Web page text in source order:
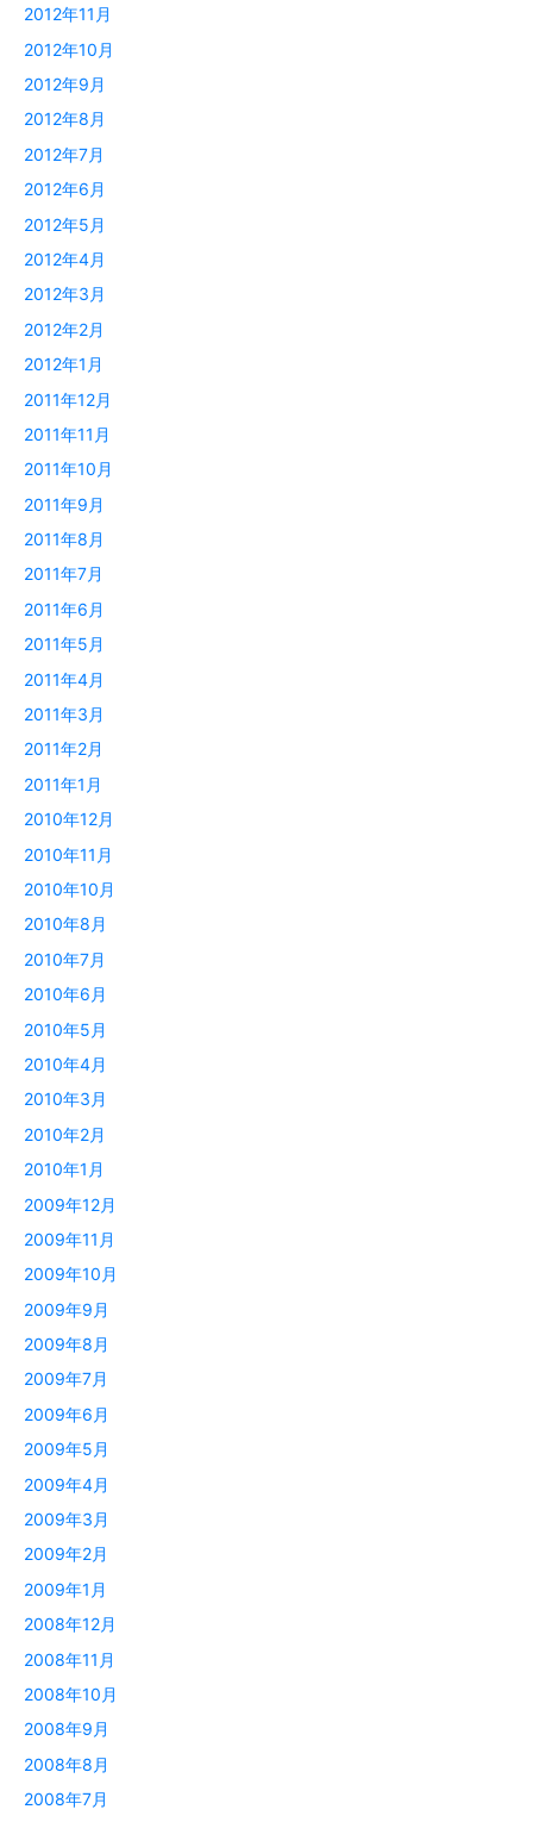
2012年11月
2012年10月
2012年9月
2012年8月
2012年7月
2012年6月
2012年5月
2012年4月
2012年3月
2012年2月
2012年1月
2011年12月
2011年11月
2011年10月
2011年9月
2011年8月
2011年7月
2011年6月
2011年5月
2011年4月
2011年3月
2011年2月
2011年1月
2010年12月
2010年11月
2010年10月
2010年8月
2010年7月
2010年6月
2010年5月
2010年4月
2010年3月
2010年2月
2010年1月
2009年12月
2009年11月
2009年10月
2009年9月
2009年8月
2009年7月
2009年6月
2009年5月
2009年4月
2009年3月
2009年2月
2009年1月
2008年12月
2008年11月
2008年10月
2008年9月
2008年8月
2008年7月